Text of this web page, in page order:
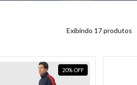
Exibindo 17 produtos
20% OFF